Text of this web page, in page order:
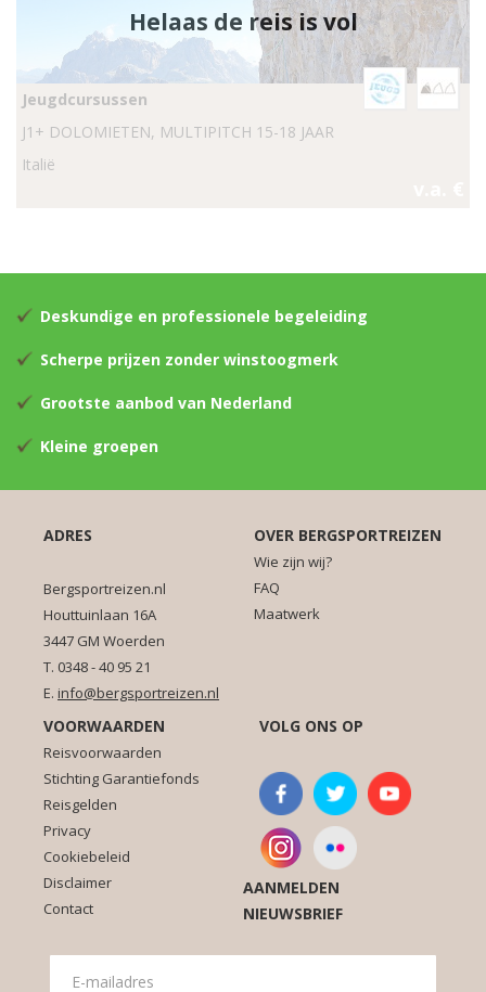
Helaas de reis is vol
Jeugdcursussen
J1+ DOLOMIETEN, MULTIPITCH 15-18 JAAR
Italië
Deskundige en professionele begeleiding
Scherpe prijzen zonder winstoogmerk
Grootste aanbod van Nederland
Kleine groepen
ADRES
Bergsportreizen.nl
Houttuinlaan 16A
3447 GM Woerden
T. 0348 - 40 95 21
E. info@bergsportreizen.nl
OVER BERGSPORTREIZEN
Wie zijn wij?
FAQ
Maatwerk
VOORWAARDEN
Reisvoorwaarden
Stichting Garantiefonds
Reisgelden
Privacy
Cookiebeleid
Disclaimer
Contact
VOLG ONS OP
AANMELDEN
NIEUWSBRIEF